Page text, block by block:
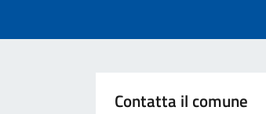
Contatta il comune